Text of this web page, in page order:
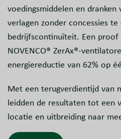
voedingsmiddelen en
verlagen zonder concessies
bedrijfscontinuïteit. Een
NOVENCO® ZerAx®-
energiereductie van 62% op
Met een terugverdientijd van
leidden de resultaten tot een
locatie en uitbreiding naar